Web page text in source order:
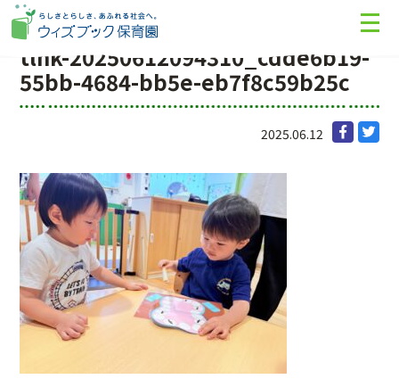
tlnk-20250612094310_cdde6b19-
55bb-4684-bb5e-eb7f8c59b25c
2025.06.12